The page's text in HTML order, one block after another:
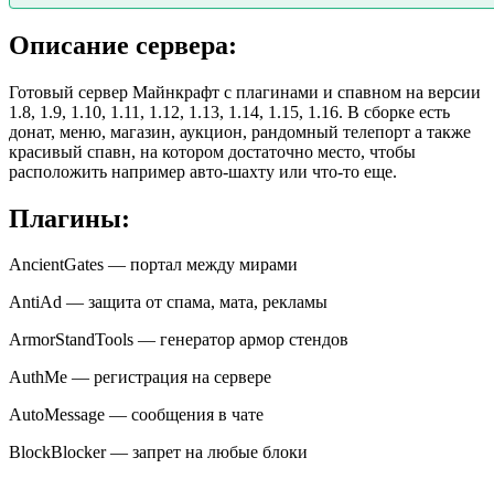
Описание сервера:
Готовый сервер Майнкрафт с плагинами и спавном на версии
1.8, 1.9, 1.10, 1.11, 1.12, 1.13, 1.14, 1.15, 1.16. В сборке есть
донат, меню, магазин, аукцион, рандомный телепорт а также
красивый спавн, на котором достаточно место, чтобы
расположить например авто-шахту или что-то еще.
Плагины:
AncientGates — портал между мирами
AntiAd — защита от спама, мата, рекламы
ArmorStandTools — генератор армор стендов
AuthMe — регистрация на сервере
AutoMessage — сообщения в чате
BlockBlocker — запрет на любые блоки